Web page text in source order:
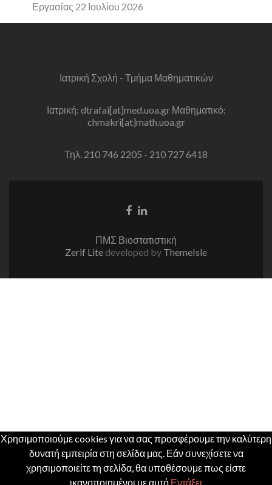
Εργασίας 22 Ιουλίου 2026
Ιατρική Σχολή - Τμήμα Μαθηματικών
Ιατρική: dtrafai[at]med.uoa.gr Μαθηματικό:
chmakri[at]math.uoa.gr
Τηλ. 210 746 2205 - 210 727 6418
Facebook
Linkedin
ΠΜΣ Βιοστατιστική
Zerif Lite developed by ThemeIsle
Χρησιμοποιούμε cookies για να σας προσφέρουμε την καλύτερη
δυνατή εμπειρία στη σελίδα μας. Εάν συνεχίσετε να
χρησιμοποιείτε τη σελίδα, θα υποθέσουμε πως είστε
ικανοποιημένοι με αυτό. Εντάξει